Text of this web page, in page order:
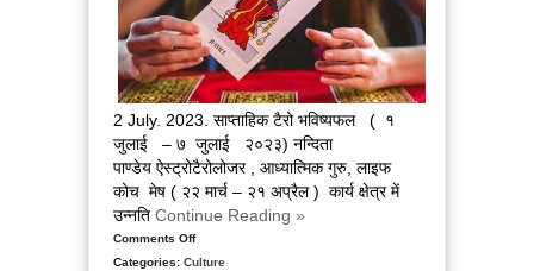
शुभकामनाएं,
जानिए
इस
पर्व
को
2 July. 2023. साप्ताहिक टैरो भविष्यफल ( १
जुलाई – ७ जुलाई २०२३) नन्दिता
पाण्डेय ऐस्ट्रोटैरोलोजर , आध्यात्मिक गुरु, लाइफ
कोच मेष ( २२ मार्च – २१ अप्रैल ) कार्य क्षेत्र में
उन्नति Continue Reading »
Comments Offon
इस
Categories: Culture